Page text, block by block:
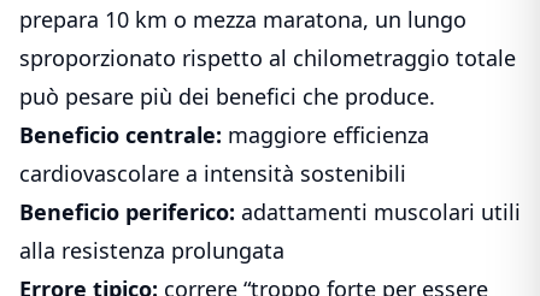
prepara 10 km o mezza maratona, un lungo
sproporzionato rispetto al chilometraggio totale
può pesare più dei benefici che produce.
Beneficio centrale: maggiore efficienza
cardiovascolare a intensità sostenibili
Beneficio periferico: adattamenti muscolari utili
alla resistenza prolungata
Errore tipico: correre “troppo forte per essere